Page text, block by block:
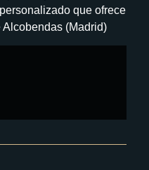
que ofrece
(Madrid)